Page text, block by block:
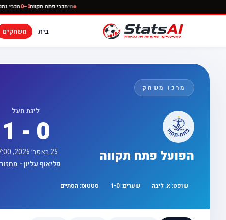
חימכבי פתח תקווה0–0
בית משחקים
מרכז משחק
הפועל פתח תקווה
ליגת העל
1 - 0
25 באפר׳ 2026, 17:00
פליאוף עליון - מחזור 28
שופט: א. ליבה שערים: 1-0 סטטוס: הסתיים